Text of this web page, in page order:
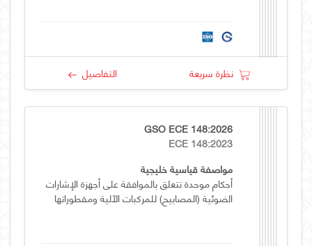
نظرة سريعة التفاصيل
GSO ECE 148:2026
ECE 148:2023
مواصفة قياسية خليجية
أحكام موحدة تتعلق بالموافقة على أجهزة الإشارات
الضوئية (المصابيح) للمركبات الآلية ومقطوراتها